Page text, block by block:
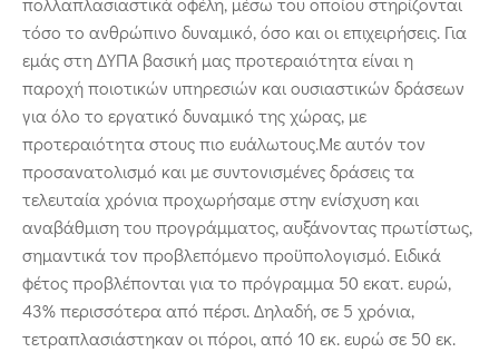
τόσο το ανθρώπινο δυναμικό, όσο και οι επιχειρήσεις. Για
εμάς στη ΔΥΠΑ βασική μας προτεραιότητα είναι η
παροχή ποιοτικών υπηρεσιών και ουσιαστικών δράσεων
για όλο το εργατικό δυναμικό της χώρας, με
προτεραιότητα στους πιο ευάλωτους.Με αυτόν τον
προσανατολισμό και με συντονισμένες δράσεις τα
τελευταία χρόνια προχωρήσαμε στην ενίσχυση και
αναβάθμιση του προγράμματος, αυξάνοντας πρωτίστως,
σημαντικά τον προβλεπόμενο προϋπολογισμό. Ειδικά
φέτος προβλέπονται για το πρόγραμμα 50 εκατ. ευρώ,
43% περισσότερα από πέρσι. Δηλαδή, σε 5 χρόνια,
τετραπλασιάστηκαν οι πόροι, από 10 εκ. ευρώ σε 50 εκ.